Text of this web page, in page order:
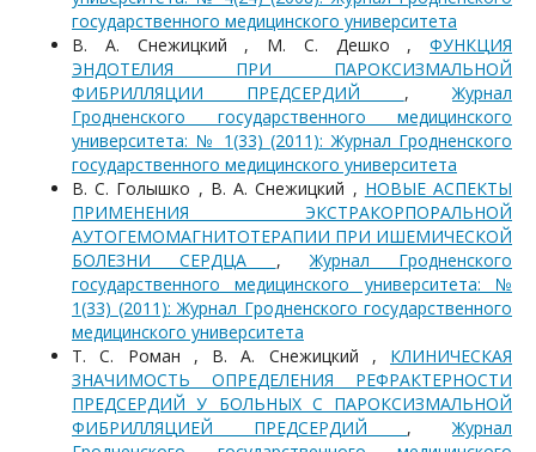
государственного медицинского университета
В. А. Снежицкий , М. С. Дешко , ФУНКЦИЯ
ЭНДОТЕЛИЯ ПРИ ПАРОКСИЗМАЛЬНОЙ
ФИБРИЛЛЯЦИИ ПРЕДСЕРДИЙ ,Журнал
Гродненского государственного медицинского
университета: № 1(33) (2011): Журнал Гродненского
государственного медицинского университета
В. С. Голышко , В. А. Снежицкий , НОВЫЕ АСПЕКТЫ
ПРИМЕНЕНИЯ ЭКСТРАКОРПОРАЛЬНОЙ
АУТОГЕМОМАГНИТОТЕРАПИИ ПРИ ИШЕМИЧЕСКОЙ
БОЛЕЗНИ СЕРДЦА ,Журнал Гродненского
государственного медицинского университета: №
1(33) (2011): Журнал Гродненского государственного
медицинского университета
Т. С. Роман , В. А. Снежицкий , КЛИНИЧЕСКАЯ
ЗНАЧИМОСТЬ ОПРЕДЕЛЕНИЯ РЕФРАКТЕРНОСТИ
ПРЕДСЕРДИЙ У БОЛЬНЫХ С ПАРОКСИЗМАЛЬНОЙ
ФИБРИЛЛЯЦИЕЙ ПРЕДСЕРДИЙ ,Журнал